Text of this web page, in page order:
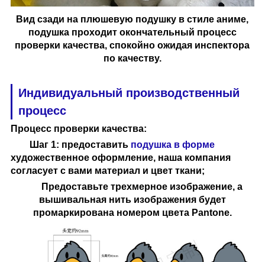
Вид сзади на плюшевую подушку в стиле аниме,
подушка проходит окончательный процесс
проверки качества, спокойно ожидая инспектора
по качеству.
Индивидуальный производственный
процесс
Процесс проверки качества:
Шаг 1: предоставить подушка в форме
художественное оформление, наша компания
согласует с вами материал и цвет ткани;
Предоставьте трехмерное изображение, а
вышивальная нить изображения будет
промаркирована номером цвета Pantone.